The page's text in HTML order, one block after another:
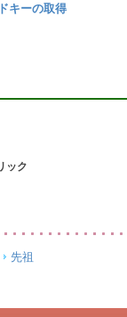
キーの取得
ック
先祖